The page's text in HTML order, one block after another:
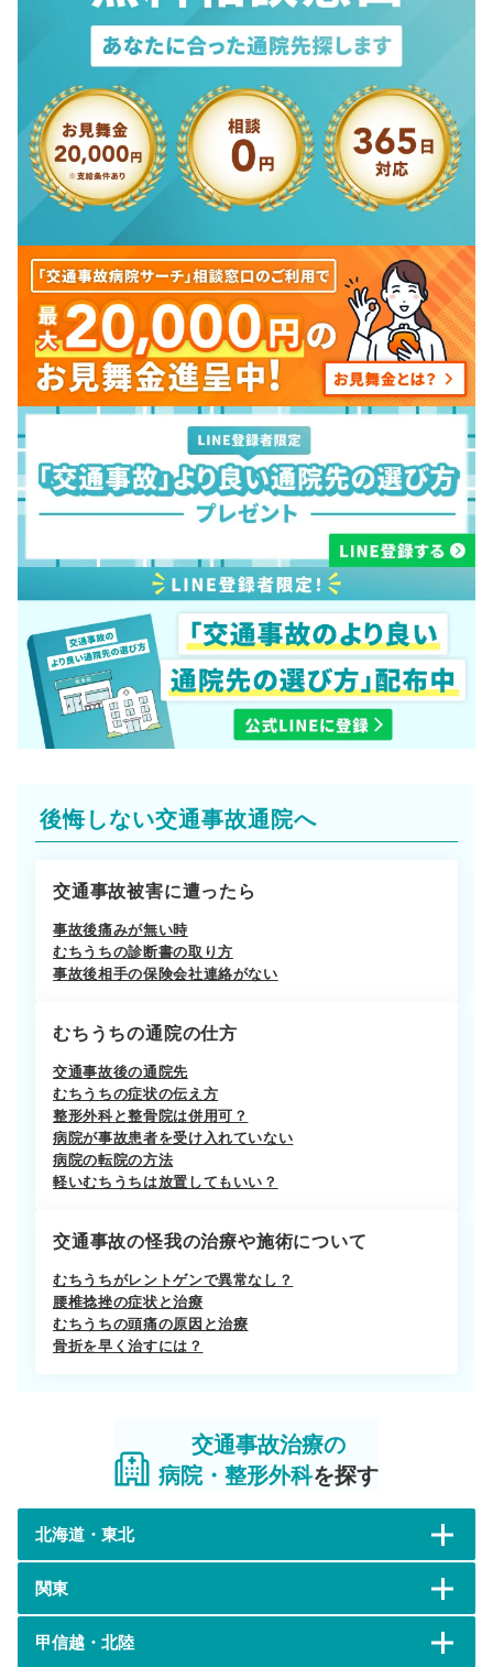
後悔しない交通事故通院へ
交通事故被害に遭ったら
事故後痛みが無い時
むちうちの診断書の取り方
事故後相手の保険会社連絡がない
むちうちの通院の仕方
交通事故後の通院先
むちうちの症状の伝え方
整形外科と整骨院は併用可？
病院が事故患者を受け入れていない
病院の転院の方法
軽いむちうちは放置してもいい？
交通事故の怪我の治療や施術について
むちうちがレントゲンで異常なし？
腰椎捻挫の症状と治療
むちうちの頭痛の原因と治療
骨折を早く治すには？
交通事故治療の
病院・整形外科を探す
北海道・東北
関東
甲信越・北陸